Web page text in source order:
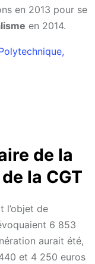
en 2013 pour se
en 2014.
de la
la CGT
l’objet de
6 853
aurait été,
et 4 250 euros